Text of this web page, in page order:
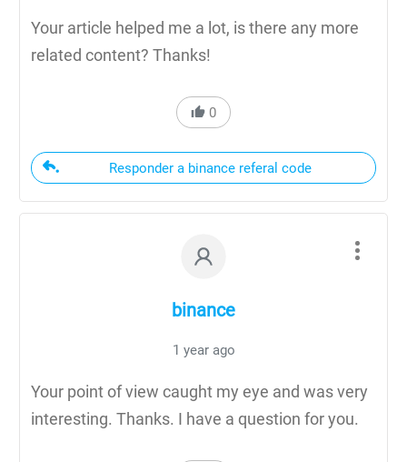
Your article helped me a lot, is there any more
related content? Thanks!
0
Responder a binance referal code
binance
1 year ago
Your point of view caught my eye and was very
interesting. Thanks. I have a question for you.